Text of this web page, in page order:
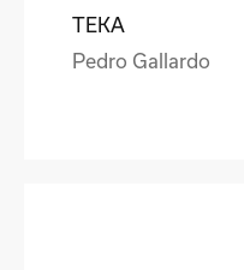
TEKA
Pedro Gallardo